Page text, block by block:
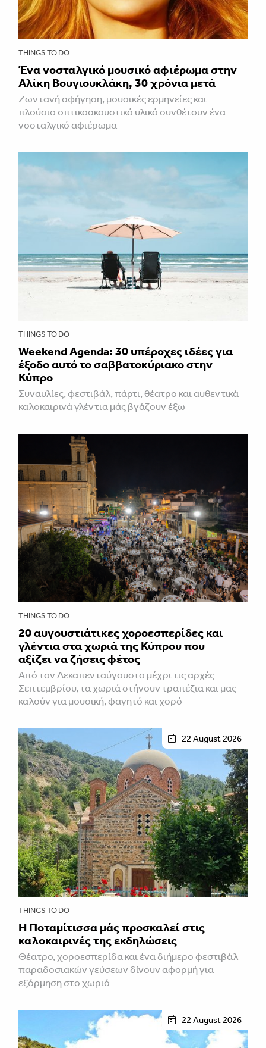
THINGS TO DO
Ένα νοσταλγικό μουσικό αφιέρωμα στην
Αλίκη Βουγιουκλάκη, 30 χρόνια μετά
Ζωντανή αφήγηση, μουσικές ερμηνείες και
πλούσιο οπτικοακουστικό υλικό συνθέτουν ένα
νοσταλγικό αφιέρωμα
THINGS TO DO
Weekend Agenda: 30 υπέροχες ιδέες για
έξοδο αυτό το σαββατοκύριακο στην
Κύπρο
Συναυλίες, φεστιβάλ, πάρτι, θέατρο και αυθεντικά
καλοκαιρινά γλέντια μάς βγάζουν έξω
THINGS TO DO
20 αυγουστιάτικες χοροεσπερίδες και
γλέντια στα χωριά της Κύπρου που
αξίζει να ζήσεις φέτος
Από τον Δεκαπενταύγουστο μέχρι τις αρχές
Σεπτεμβρίου, τα χωριά στήνουν τραπέζια και μας
καλούν για μουσική, φαγητό και χορό
22 August 2026
THINGS TO DO
Η Ποταμίτισσα μάς προσκαλεί στις
καλοκαιρινές της εκδηλώσεις
Θέατρο, χοροεσπερίδα και ένα διήμερο φεστιβάλ
παραδοσιακών γεύσεων δίνουν αφορμή για
εξόρμηση στο χωριό
22 August 2026